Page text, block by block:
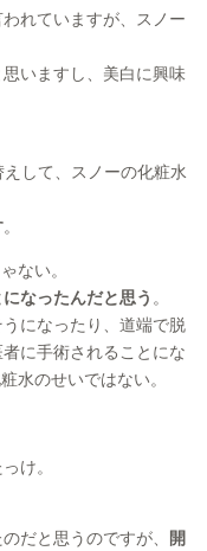
れていますが、スノー
いますし、美白に興味
して、スノーの化粧水
。
ない。
なったんだと思う 。
になったり、道端で脱
に手術されることにな
水のせいではない。
け。
だと思うのですが、 開